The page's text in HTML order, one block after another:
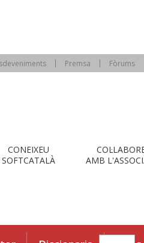
Premsa Fòrums
CONEIXEU
SOFTCATALÀ
AMB